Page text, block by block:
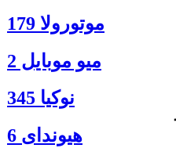
موتورولا 179
ميو موبايل 2
نوكيا 345
هیوندای 6